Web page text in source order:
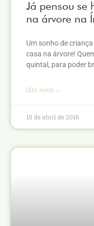
Já pensou se
na árvore na
Um sonho de
casa na árvore!
quintal, para poder
LEIA MAIS >
10 de abril de 2016